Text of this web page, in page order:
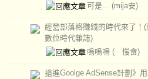
可是... (mija安)
經營部落格賺錢的時代來了！
數位時代雜誌)
嗚嗚嗚 ( 慢食)
搶進Goolge AdSense計劃》